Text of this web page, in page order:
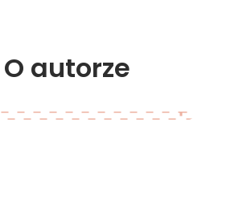
O autorze